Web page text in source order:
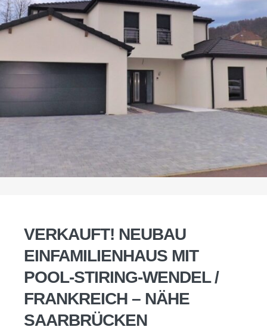
VERKAUFT! NEUBAU
EINFAMILIENHAUS MIT
POOL-STIRING-WENDEL /
FRANKREICH – NÄHE
SAARBRÜCKEN